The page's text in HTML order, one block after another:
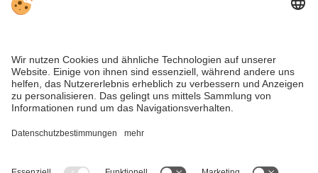
mehr
Veranstaltungen & Events im Pustertal, Südtirol